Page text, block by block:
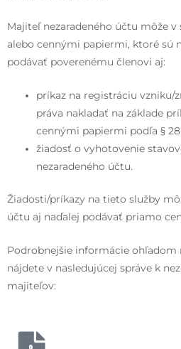
Majiteľ nezaradeného účtu môže
alebo cennými papiermi, ktoré sú
podávať poverenému členovi aj:
príkaz na registráciu vzniku/
práva nakladať na základe
cennými papiermi podľa §
žiadosť o vyhotovenie
nezaradeného účtu.
Žiadosti/príkazy na tieto služby
účtu aj naďalej podávať priamo
Podrobnejšie informácie ohľadom
nájdete v nasledujúcej správe k
majiteľov: